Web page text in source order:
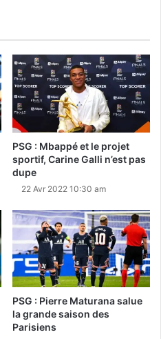
PSG : Mbappé et le projet
sportif, Carine Galli n’est pas
dupe
22 Avr 2022 10:30 am
PSG : Pierre Maturana salue
la grande saison des
Parisiens